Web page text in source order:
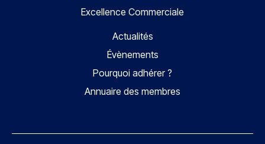
Excellence Commerciale
Actualités
Évènements
Pourquoi adhérer ?
Annuaire des membres